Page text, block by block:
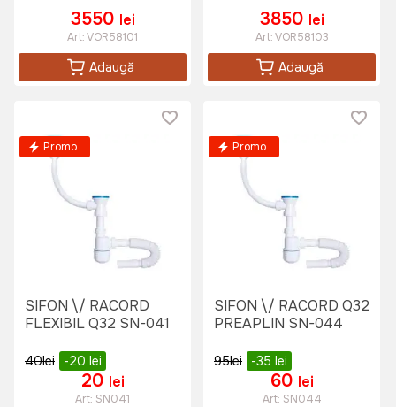
3550 lei
Art:VOR58101
Adaugă
3850 lei
Art:VOR58103
Adaugă
Promo
SIFON \/ RACORD
FLEXIBIL Q32 SN-041
40lei -20 lei
20 lei
Art: SN041
Promo
SIFON \/ RACORD Q32
PREAPLIN SN-044
95lei -35 lei
60 lei
Art: SN044